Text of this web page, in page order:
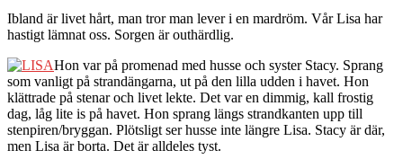
Ibland är livet hårt, man tror man lever i en mardröm. Vår Lisa har
hastigt lämnat oss. Sorgen är outhärdlig.
Hon var på promenad med husse och syster Stacy. Sprang
som vanligt på strandängarna, ut på den lilla udden i havet. Hon
klättrade på stenar och livet lekte. Det var en dimmig, kall frostig
dag, låg lite is på havet. Hon sprang längs strandkanten upp till
stenpiren/bryggan. Plötsligt ser husse inte längre Lisa. Stacy är där,
men Lisa är borta. Det är alldeles tyst.